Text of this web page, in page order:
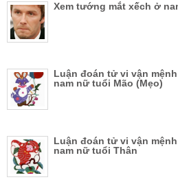
Xem tướng mắt xếch ở
Luận đoán tử vi vận
nam nữ tuổi Mão (Mẹo)
Luận đoán tử vi vận
nam nữ tuổi Thân